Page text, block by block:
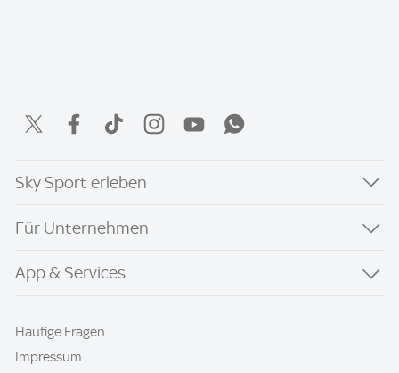
Sky Sport erleben
Für Unternehmen
App & Services
Häufige Fragen
Impressum